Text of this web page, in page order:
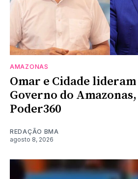
AMAZONAS
Omar e Cidade
Governo do
Poder360
REDAÇÃO BMA
agosto 8, 2026